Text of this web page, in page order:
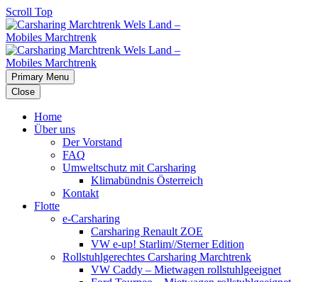
Scroll Top
Primary Menu
Close
Home
Über uns
Der Vorstand
FAQ
Umweltschutz mit Carsharing
Klimabündnis Österreich
Kontakt
Flotte
e-Carsharing
Carsharing Renault ZOE
VW e-up! Starlim//Sterner Edition
Rollstuhlgerechtes Carsharing Marchtrenk
VW Caddy – Mietwagen rollstuhlgeeignet